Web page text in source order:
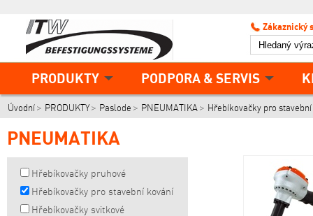
PRODUKTY PODPORA & SERVIS
Zákaznický
Úvodní PRODUKTY Paslode PNEUMATIKA Hřebíkovačky pro
PNEUMATIKA
Hřebíkovačky pruhové
Hřebíkovačky pro stavební kování
Hřebíkovačky svitkové